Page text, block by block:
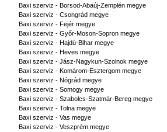
Baxi szerviz - Borsod-Abaúj-Zemplén megye
Baxi szerviz - Csongrád megye
Baxi szerviz - Fejér megye
Baxi szerviz - Győr-Moson-Sopron megye
Baxi szerviz - Hajdú-Bihar megye
Baxi szerviz - Heves megye
Baxi szerviz - Jász-Nagykun-Szolnok megye
Baxi szerviz - Komárom-Esztergom megye
Baxi szerviz - Nógrád megye
Baxi szerviz - Somogy megye
Baxi szerviz - Szabolcs-Szatmár-Bereg megye
Baxi szerviz - Tolna megye
Baxi szerviz - Vas megye
Baxi szerviz - Veszprém megye